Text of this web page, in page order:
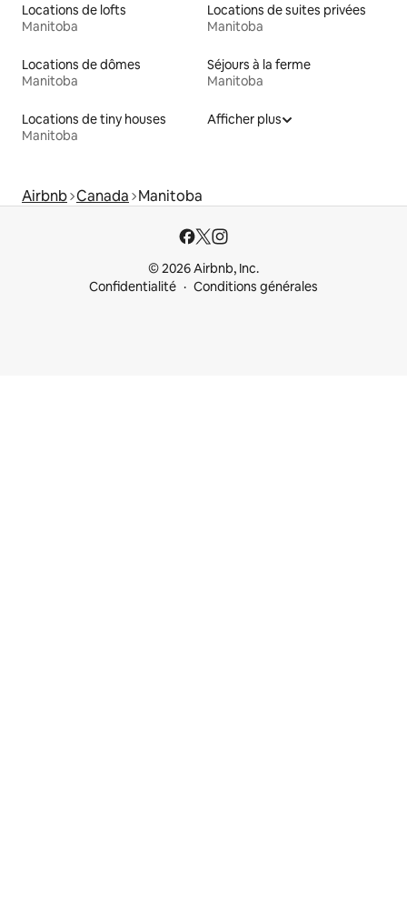
Locations de lofts
Manitoba
Locations de suites privées
Manitoba
Locations de dômes
Manitoba
Séjours à la ferme
Manitoba
Locations de tiny houses
Manitoba
Afficher plus
Airbnb Canada Manitoba
© 2026 Airbnb, Inc.
Confidentialité
Conditions générales